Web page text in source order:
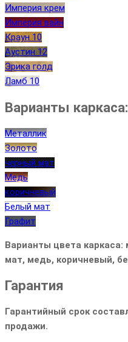
Империя крем
Империя вайн
Краун 10
Аустин 12
Эрика голд
Ламб 10
Варианты каркаса:
Металлик
Золото
черный мат
Медь
коричневый
Белый мат
Графит
Варианты цвета каркаса:
мат, медь, коричневый,
Гарантия
Гарантийный срок
продажи.